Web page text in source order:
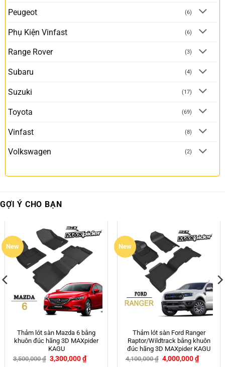
Peugeot (6)
Phụ Kiện Vinfast (6)
Range Rover (3)
Subaru (4)
Suzuki (17)
Toyota (69)
Vinfast (8)
Volkswagen (2)
GỢI Ý CHO BẠN
New
Thảm lót sàn Mazda 6 bằng
khuôn đúc hãng 3D MAXpider
KAGU
3,500,000₫ 3,300,000₫
New
Thảm lót sàn Ford Ranger
Raptor/Wildtrack bằng khuôn
đúc hãng 3D MAXpider KAGU
4,100,000₫ 4,000,000₫